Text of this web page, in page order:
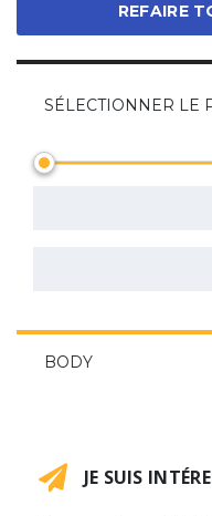
REFAIRE
SÉLECTIONNER LE
BODY
JE SUIS